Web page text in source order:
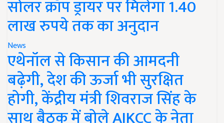
सोलर क्रॉप ड्रायर पर मिलेगा 1.40
लाख रुपये तक का अनुदान
News
एथेनॉल से किसान की आमदनी
बढ़ेगी, देश की ऊर्जा भी सुरक्षित
होगी, केंद्रीय मंत्री शिवराज सिंह के